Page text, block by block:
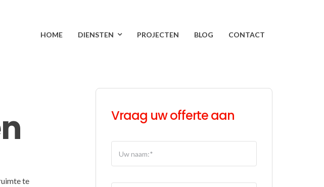
HOME DIENSTEN PROJECTEN BLOG CONTACT
te
Vraag uw offerte aan